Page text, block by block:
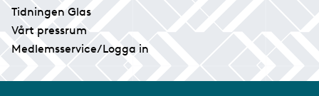
Tidningen Glas
Vårt pressrum
Medlemsservice/Logga in